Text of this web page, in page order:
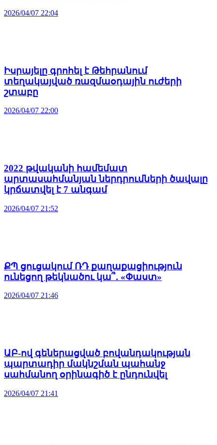
2026/04/07 22:04
Իսրայելը գրոհել է Թեհրանում
տեղակայված ռազմաօդային ուժերի
շտաբը
2026/04/07 22:00
2022 թվականի համեմատ
արտասահմանյան ներդրումների ծավալը
կրճատվել է 7 անգամ
2026/04/07 21:52
ՔՊ ցուցակում ՌԴ քաղաքացիություն
ունեցող թեկնածու կա՞․ «Փաստ»
2026/04/07 21:46
ԱԲ-ով գեներացված բովանդակության
պարտադիր մակնշման պահանջ
սահմանող օրինագիծ է ընդունվել
2026/04/07 21:41